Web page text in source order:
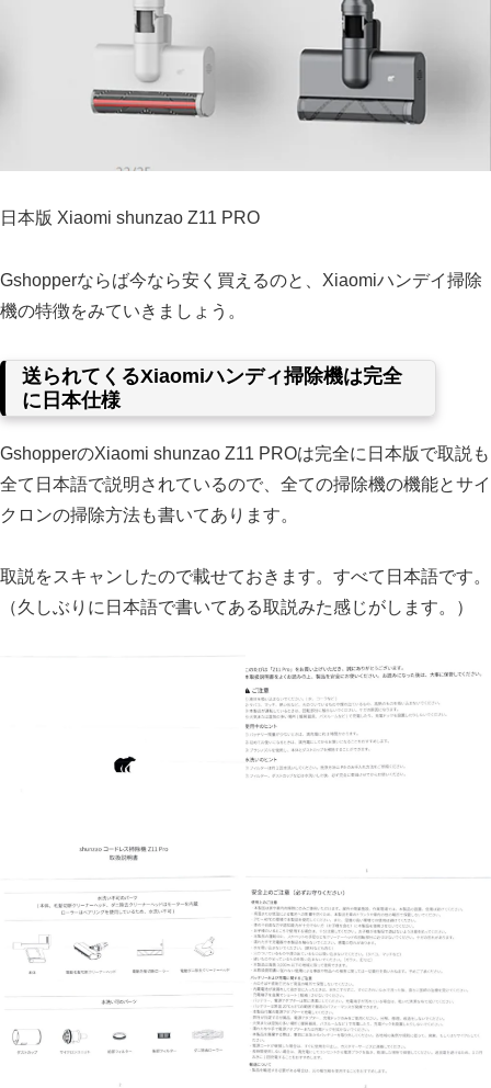
日本版 Xiaomi shunzao Z11 PRO
Gshopperならば今なら安く買えるのと、Xiaomiハンデイ掃除
機の特徴をみていきましょう。
送られてくるXiaomiハンディ掃除機は完全
に日本仕様
GshopperのXiaomi shunzao Z11 PROは完全に日本版で取説も
全て日本語で説明されているので、全ての掃除機の機能とサイ
クロンの掃除方法も書いてあります。
取説をスキャンしたので載せておきます。すべて日本語です。
（久しぶりに日本語で書いてある取説みた感じがします。）